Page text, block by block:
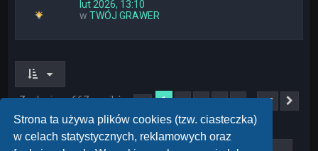
Strona ta używa plików cookies (tzw. ciasteczka)
w celach statystycznych, reklamowych oraz
lut 2026, 13:10
wTWÓJ GRAWER
Znaleziono 667 wyników 1 2 3 4 5 … 27